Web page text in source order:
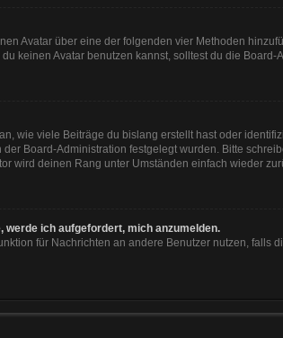
Avatar über eine der folgenden vier Methoden
keinen Avatar benutzen kannst, solltest du die Board-
wie viele Beiträge du bislang erstellt hast oder
Board-Administration festgelegt wurden. Bitte
wird deinen Rang unter Umständen einfach wieder
werde ich aufgefordert, mich anzumelden.
für Nachrichten an andere Benutzer nutzen,